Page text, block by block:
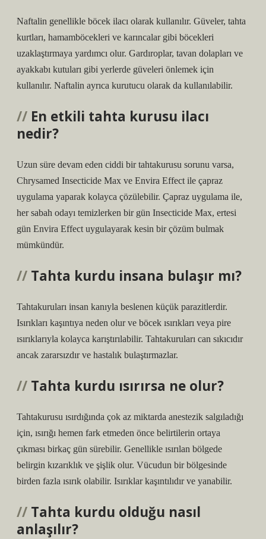
Naftalin genellikle böcek ilacı olarak kullanılır. Güveler, tahta
kurtları, hamamböcekleri ve karıncalar gibi böcekleri
uzaklaştırmaya yardımcı olur. Gardıroplar, tavan dolapları ve
ayakkabı kutuları gibi yerlerde güveleri önlemek için
kullanılır. Naftalin ayrıca kurutucu olarak da kullanılabilir.
En etkili tahta kurusu ilacı
nedir?
Uzun süre devam eden ciddi bir tahtakurusu sorunu varsa,
Chrysamed Insecticide Max ve Envira Effect ile çapraz
uygulama yaparak kolayca çözülebilir. Çapraz uygulama ile,
her sabah odayı temizlerken bir gün Insecticide Max, ertesi
gün Envira Effect uygulayarak kesin bir çözüm bulmak
mümkündür.
Tahta kurdu insana bulaşır mı?
Tahtakuruları insan kanıyla beslenen küçük parazitlerdir.
Isırıkları kaşıntıya neden olur ve böcek ısırıkları veya pire
ısırıklarıyla kolayca karıştırılabilir. Tahtakuruları can sıkıcıdır
ancak zararsızdır ve hastalık bulaştırmazlar.
Tahta kurdu ısırırsa ne olur?
Tahtakurusu ısırdığında çok az miktarda anestezik salgıladığı
için, ısırığı hemen fark etmeden önce belirtilerin ortaya
çıkması birkaç gün sürebilir. Genellikle ısırılan bölgede
belirgin kızarıklık ve şişlik olur. Vücudun bir bölgesinde
birden fazla ısırık olabilir. Isırıklar kaşıntılıdır ve yanabilir.
Tahta kurdu olduğu nasıl
anlaşılır?